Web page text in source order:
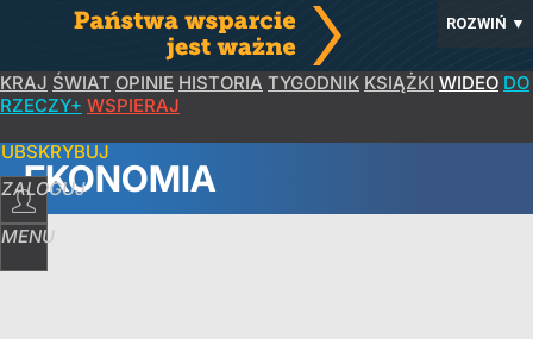
ROZWIŃ ▼
KRAJ ŚWIAT OPINIE HISTORIA TYGODNIK KSIĄŻKI WIDEO DO
RZECZY+ WSPIERAJ
ZALOGUJ
MENU
EKONOMIA